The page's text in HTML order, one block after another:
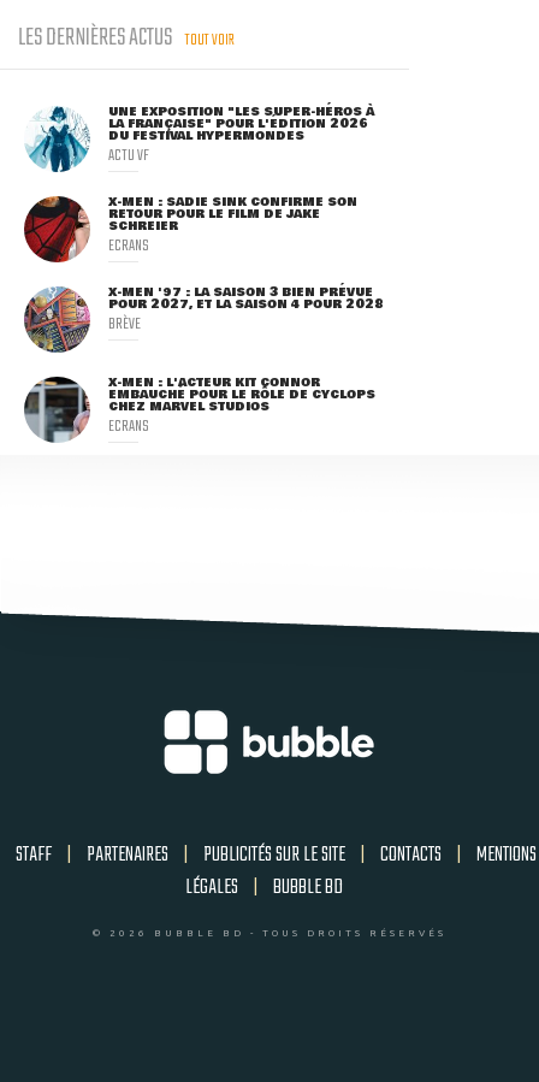
LES DERNIÈRES ACTUS TOUT VOIR
UNE EXPOSITION "LES SUPER-HÉROS À
LA FRANÇAISE" POUR L'ÉDITION 2026
DU FESTIVAL HYPERMONDES
ACTU VF
X-MEN : SADIE SINK CONFIRME SON
RETOUR POUR LE FILM DE JAKE
SCHREIER
ECRANS
X-MEN '97 : LA SAISON 3 BIEN PRÉVUE
POUR 2027, ET LA SAISON 4 POUR 2028
BRÈVE
X-MEN : L'ACTEUR KIT CONNOR
EMBAUCHÉ POUR LE RÔLE DE CYCLOPS
CHEZ MARVEL STUDIOS
ECRANS
STAFF | PARTENAIRES | PUBLICITÉS SUR LE SITE | CONTACTS | MENTIONS
LÉGALES | BUBBLE BD
© 2026 BUBBLE BD - TOUS DROITS RÉSERVÉS